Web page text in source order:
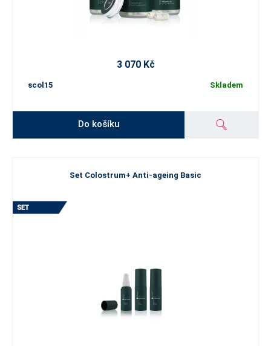
3 070 Kč
scol15 Skladem
Do košíku
Set Colostrum+ Anti-ageing Basic